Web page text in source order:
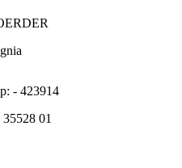
- 423914
35528 01